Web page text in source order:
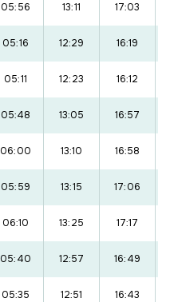
05:56 13:11 17:03
05:16 12:29 16:19
05:11 12:23 16:12
05:48 13:05 16:57
06:00 13:10 16:58
05:59 13:15 17:06
06:10 13:25 17:17
05:40 12:57 16:49
05:35 12:51 16:43